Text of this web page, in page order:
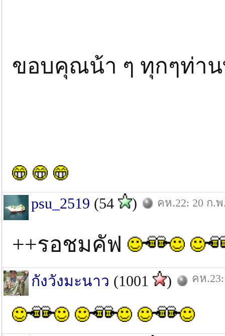
ขอบคุณน้า ๆ ทุกๆท่า
psu_2519 (54 ) คห.22: 20 ก.พ
++รอชมคัฟ
กังวังมะนาว (1001 ) คห